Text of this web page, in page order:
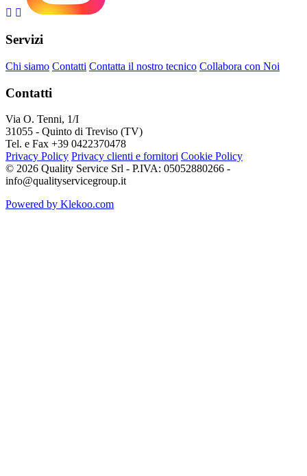
Servizi
Chi siamo Contatti Contatta il nostro tecnico Collabora con Noi
Contatti
Via O. Tenni, 1/I
31055 - Quinto di Treviso (TV)
Tel. e Fax +39 0422370478
Privacy Policy Privacy clienti e fornitori Cookie Policy
© 2026 Quality Service Srl - P.IVA: 05052880266 -
info@qualityservicegroup.it
Powered by Klekoo.com